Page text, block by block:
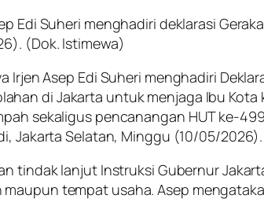
Edi Suheri menghadiri deklarasi
(Dok. Istimewa)
Irjen Asep Edi Suheri menghadiri
di Jakarta untuk menjaga Ibu Kota
sekaligus pencanangan HUT ke-
Jakarta Selatan, Minggu (10/05/2026).
tindak lanjut Instruksi Gubernur
tempat usaha. Asep